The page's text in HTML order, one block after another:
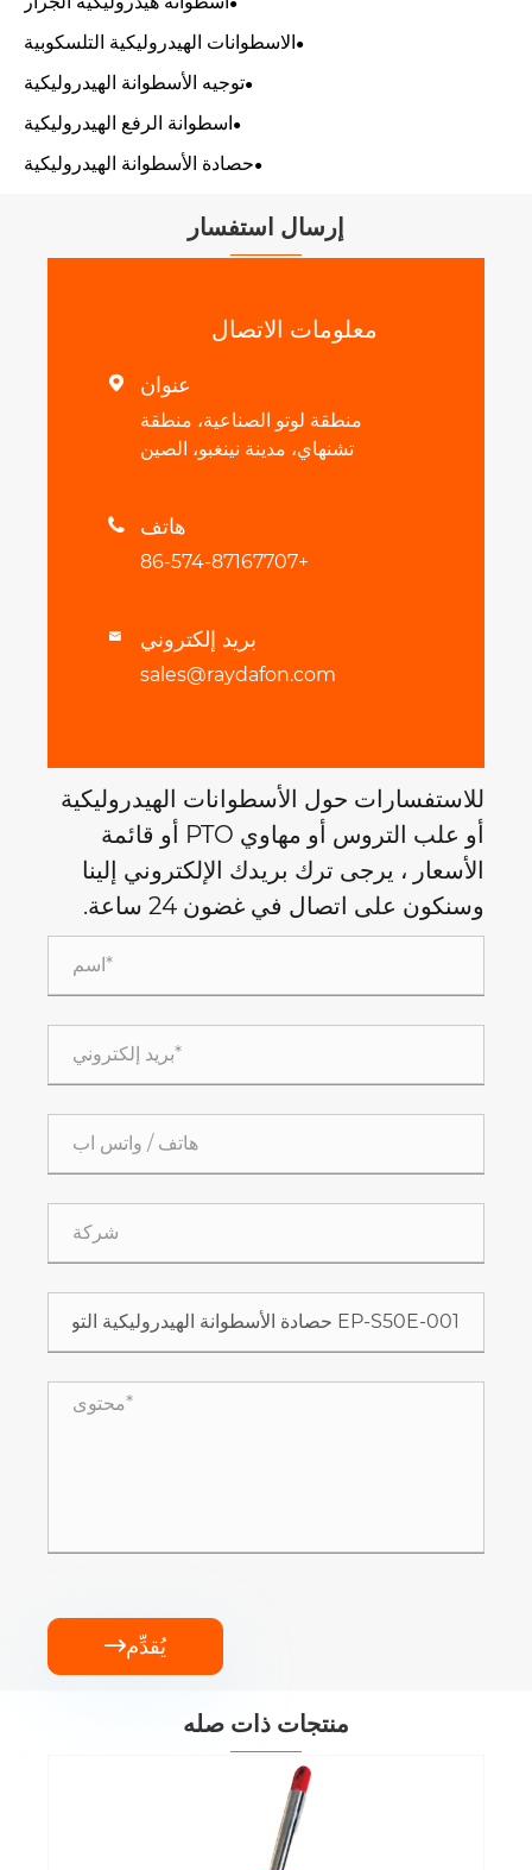
الاسطوانات الهيدروليكية التلسكوبية
توجيه الأسطوانة الهيدروليكية
اسطوانة الرفع الهيدروليكية
حصادة الأسطوانة الهيدروليكية
إرسال استفسار
معلومات الاتصال
 عنوان
منطقة لوتو الصناعية، منطقة
تشنهاي، مدينة نينغبو، الصين
 هاتف
+86-574-87167707
 بريد إلكتروني
sales@raydafon.com
للاستفسارات حول الأسطوانات الهيدروليكية
أو علب التروس أو مهاوي PTO أو قائمة
الأسعار ، يرجى ترك بريدك الإلكتروني إلينا
وسنكون على اتصال في غضون 24 ساعة.
يُقدِّم
منتجات ذات صله